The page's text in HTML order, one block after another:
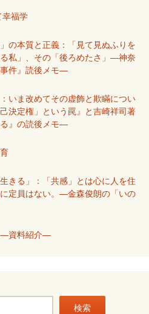
幸福学
の本質と正義：「見て見ぬふりを
私」、その「後ろめたさ」―神奈
件』読後メモ―
いま改めてその虚飾と欺瞞につい
決定権」という罠』と吉崎祥司著
る』の読後メモ―
きる」：「共感」とは心に人を住
定員はない。―金森俊朗の「いの
―資料紹介―
検索